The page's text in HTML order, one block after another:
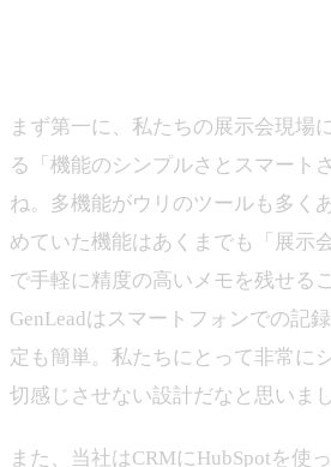
まず第一に、私たちの展示会現場
る「機能のシンプルさとスマート
ね。多機能がウリのツールも多く
めていた機能はあくまでも「展示
で手軽に精度の高いメモを残せる
GenLeadはスマートフォンでの記
定も簡単。私たちにとって非常に
切感じさせない設計だなと思いまし
また、当社はCRMにHubSpotを使